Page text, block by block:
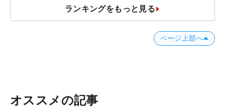
ランキングをもっと見る
ページ上部へ
オススメの記事